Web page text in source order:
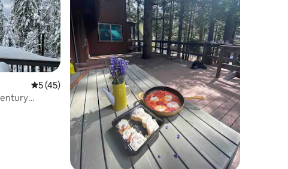
recensies
Gemiddelde beoordeling van 5 op 5, 45 recensies
5 (45)